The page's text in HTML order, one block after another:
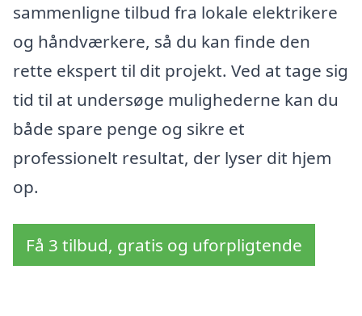
sammenligne tilbud fra lokale elektrikere
og håndværkere, så du kan finde den
rette ekspert til dit projekt. Ved at tage sig
tid til at undersøge mulighederne kan du
både spare penge og sikre et
professionelt resultat, der lyser dit hjem
op.
Få 3 tilbud, gratis og uforpligtende